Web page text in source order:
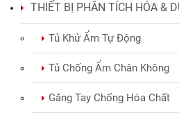
THIẾT BỊ PHÂN TÍCH HÓA &
Tủ Khử Ẩm Tự Động
Tủ Chống Ẩm Chân Không
Găng Tay Chống Hóa Chất